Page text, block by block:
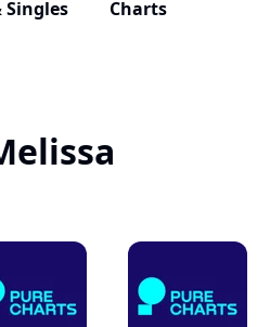
Singles Charts